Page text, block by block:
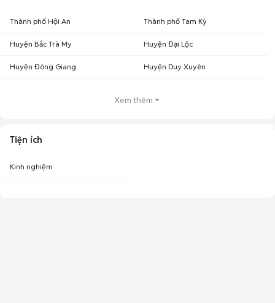
Thành phố Hội An Thành phố Tam Kỳ
Huyện Bắc Trà My Huyện Đại Lộc
Huyện Đông Giang Huyện Duy Xuyên
Xem thêm
Tiện ích
Kinh nghiệm